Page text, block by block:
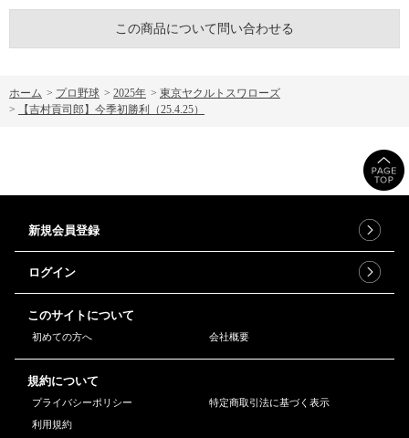
この商品について問い合わせる
ホーム > プロ野球 > 2025年 > 東京ヤクルトスワローズ
>
【吉村貢司郎】今季初勝利（25.4.25）
新規会員登録
ログイン
このサイトについて
初めての方へ 会社概要
規約について
プライバシーポリシー
特定商取引法に基づく表示
利用規約